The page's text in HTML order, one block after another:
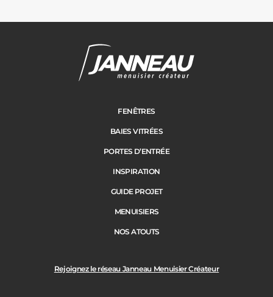
Rejoignez le réseau Janneau Menuisier Créateur
FENÊTRES
BAIES VITRÉES
PORTES D’ENTRÉE
INSPIRATION
GUIDE PROJET
MENUISIERS
NOS ATOUTS